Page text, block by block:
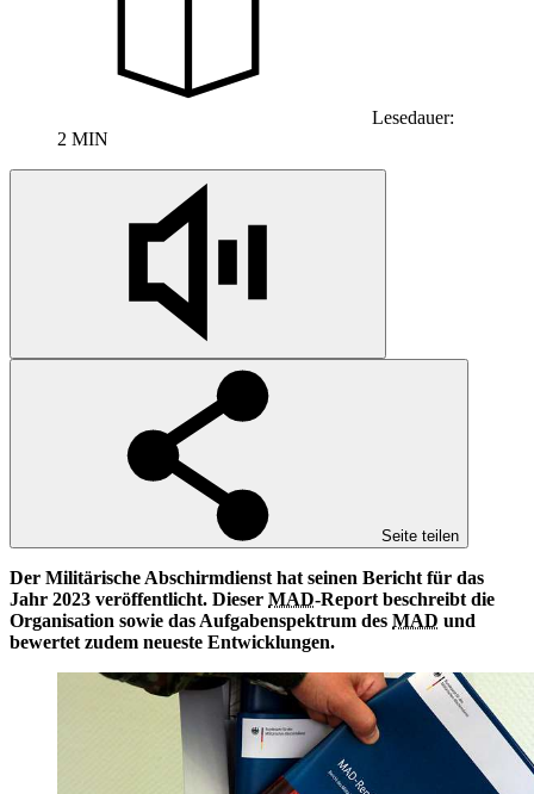
Lesedauer:
2 MIN
Seite teilen
Der Militärische Abschirmdienst hat seinen Bericht für das
Jahr 2023 veröffentlicht. Dieser MAD-Report beschreibt die
Organisation sowie das Aufgabenspektrum des MAD und
bewertet zudem neueste Entwicklungen.